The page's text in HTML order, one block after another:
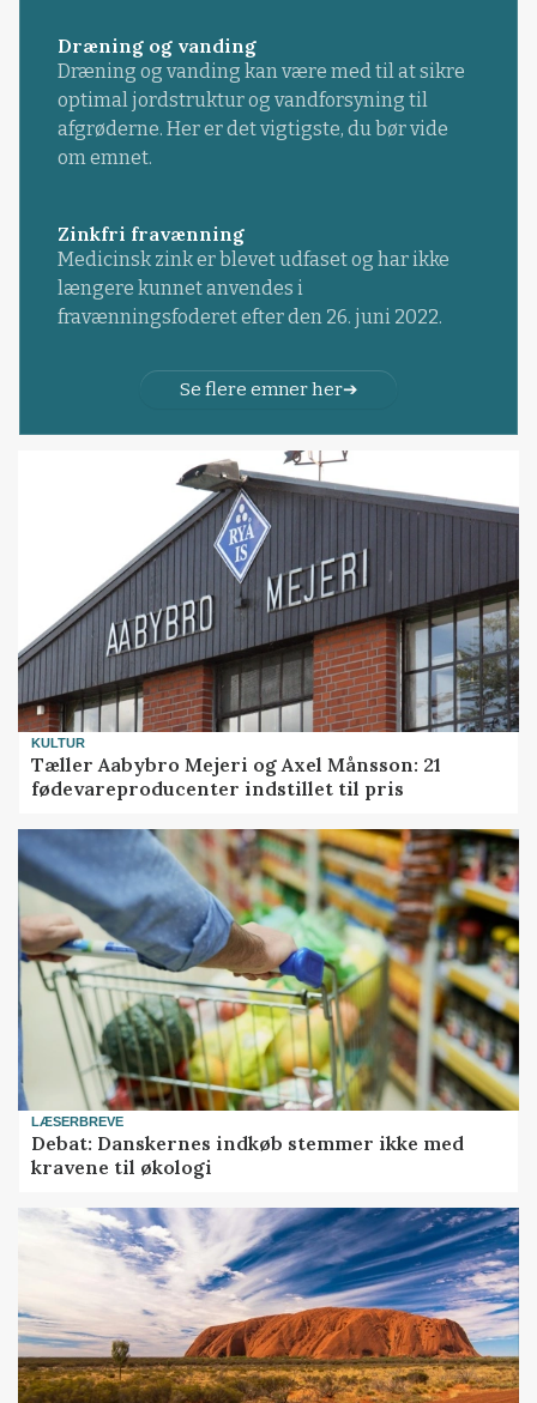
Dræning og vanding
Dræning og vanding kan være med til at sikre
optimal jordstruktur og vandforsyning til
afgrøderne. Her er det vigtigste, du bør vide
om emnet.
Zinkfri fravænning
Medicinsk zink er blevet udfaset og har ikke
længere kunnet anvendes i
fravænningsfoderet efter den 26. juni 2022.
Se flere emner her
KULTUR
Tæller Aabybro Mejeri og Axel Månsson: 21
fødevareproducenter indstillet til pris
LÆSERBREVE
Debat: Danskernes indkøb stemmer ikke med
kravene til økologi